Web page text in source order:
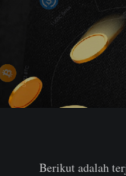
Berikut adalah